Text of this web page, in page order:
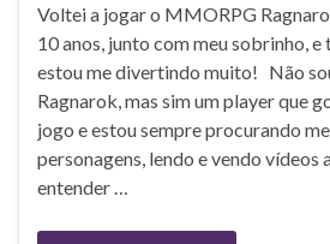
Voltei a jogar o MMORPG
10 anos, junto com meu sobrinho, e
estou me divertindo muito! Não
Ragnarok, mas sim um player que
jogo e estou sempre procurando
personagens, lendo e vendo vídeos
entender …